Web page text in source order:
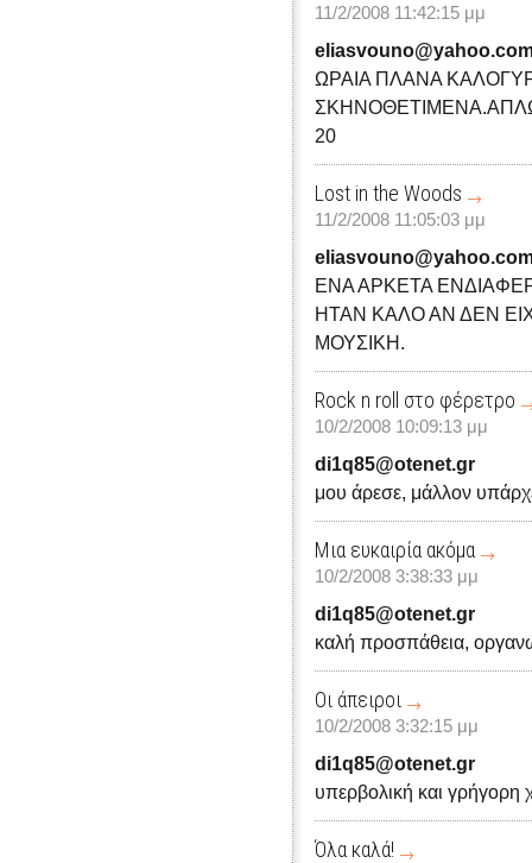
11/2/2008 11:42:15 μμ
ΩΡΑΙΑ ΠΛΑΝΑ
20
Lost in the Woods
11/2/2008 11:05:03 μμ
ΕΝΑ ΑΡΚΕΤΑ
ΗΤΑΝ ΚΑΛΟ ΑΝ ΔΕΝ
ΜΟΥΣΙΚΗ.
Rock n roll στο φέρετρο
10/2/2008 10:09:13 μμ
di1q85@otenet.gr
μου άρεσε, μάλλον
Μια ευκαιρία ακόμα
10/2/2008 3:38:33 μμ
di1q85@otenet.gr
καλή προσπάθεια,
Οι άπειροι
10/2/2008 3:32:15 μμ
di1q85@otenet.gr
υπερβολική και γρήγορη
Όλα καλά!